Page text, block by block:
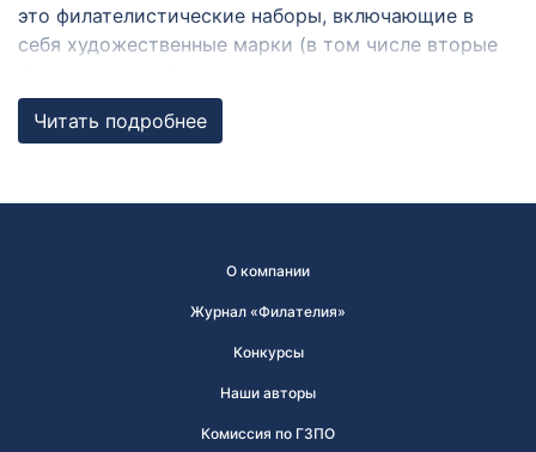
это филателистические наборы, включающие в
себя художественные марки (в том числе вторые
гашениями в разных городах России,
объединенные общей темой. Художественная
может быть прекрасным
подарком!
Наборы могут быть дополнены памятными и
Читать подробнее
О компании
Журнал «Филателия»
Конкурсы
Наши авторы
Комиссия по ГЗПО